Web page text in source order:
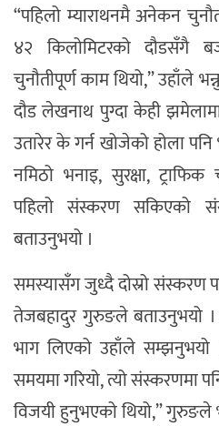
“पहिलो म्याराथनमै अनेकन
४२ किलोमिटरको दौडसँगै
चुनौतीपूर्ण काम थियो,” उहाँले
दौड लेखनाथ पुग्दा केही
उतारेर के गर्न खोजेको होला पनि
नमिठो भनाइ, सुरक्षा,
पहिलो संस्करण सकिएको
बताउनुभयो ।
समस्यासँग जुध्दै दोस्रो संस्करण
तेजबहादुर गुरुङले बताउनुभयो
भाग लिएको उहाँले सम्झनुभयो
समयमा गरियो, त्यो संस्करणमा
विजयी हुनुभएको थियो,” गुरुङले